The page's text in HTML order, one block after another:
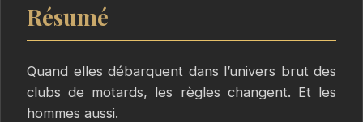
Résumé
Quand elles débarquent dans l’univers brut des
clubs de motards, les règles changent. Et les
hommes aussi.